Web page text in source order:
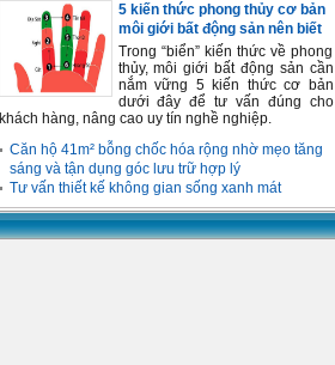
5 kiến thức phong thủy cơ bản
môi giới bất động sản nên biết
Trong “biển” kiến thức về phong
thủy, môi giới bất động sản cần
nắm vững 5 kiến thức cơ bản
dưới đây để tư vấn đúng cho
khách hàng, nâng cao uy tín nghề nghiệp.
Căn hộ 41m² bỗng chốc hóa rộng nhờ mẹo tăng
sáng và tận dụng góc lưu trữ hợp lý
Tư vấn thiết kế không gian sống xanh mát